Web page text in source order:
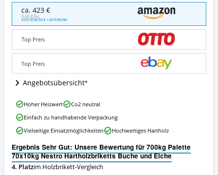
Palette
70x10kg
Nestro
Hartholzbriketts
Buche
Eiche
Angebote:
Wo
dieses
Holzbrikett
erhältlich?
ca. 423 €
0,60 €/kg
KOSTENLOSE LIEFERUNG
Top Preis
Top Preis
Angebotsübersicht
Ergebnis Sehr Gut: Unsere Bewertung für 700kg Palette
70x10kg Nestro Hartholzbriketts Buche und Eiche
4. Platzim Holzbrikett-Vergleich
700kg
Palette
70x10kg
Nestro
Hartholzbriketts
Buche
und
Eiche
Hoher Heizwert
Co2 neutral
Einfach zu handhabende Verpackung
Vielseitige Einsatzmöglichkeiten
Hochwertiges Hartholz